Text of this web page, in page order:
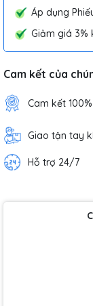
Áp dụng
Giảm giá 3%
Cam kết của
Cam kết
Giao tận tay
Hỗ trợ 24/7